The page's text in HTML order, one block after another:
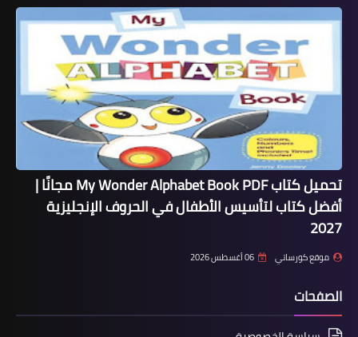
تحميل كتاب My Wonder Alphabet Book PDF مجانًا |
أفضل كتاب لتأسيس الأطفال في الحروف الإنجليزية
2027
موقع كورساتي 06 أغسطس 2026
الصفحات